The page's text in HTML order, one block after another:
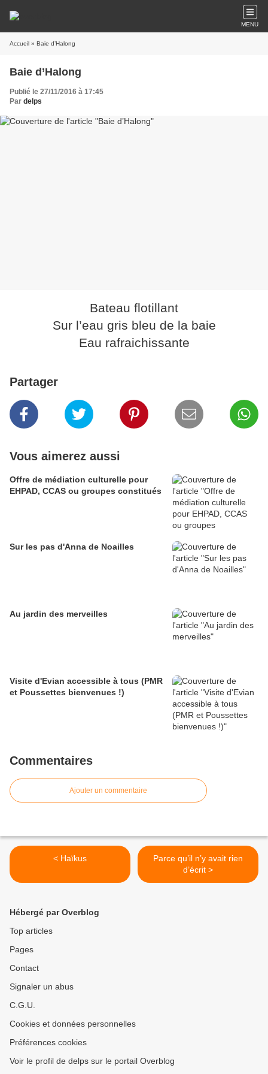
MENU
Accueil » Baie d’Halong
Baie d’Halong
Publié le 27/11/2016 à 17:45
Par delps
Bateau flotillant
Sur l’eau gris bleu de la baie
Eau rafraichissante
Partager
Vous aimerez aussi
Offre de médiation culturelle pour
EHPAD, CCAS ou groupes constitués
Sur les pas d'Anna de Noailles
Au jardin des merveilles
Visite d'Evian accessible à tous (PMR
et Poussettes bienvenues !)
Commentaires
Ajouter un commentaire
< Haïkus
Parce qu’il n’y avait rien
d’écrit >
Hébergé par Overblog
Top articles
Pages
Contact
Signaler un abus
C.G.U.
Cookies et données personnelles
Préférences cookies
Voir le profil de delps sur le portail Overblog